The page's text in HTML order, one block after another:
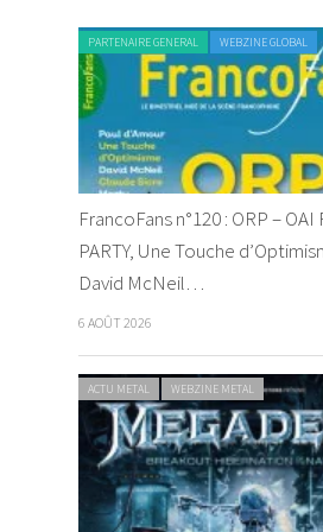
PARTENAIRE GENERAL WEBZINE GLOBAL
FrancoFans n°120 : ORP – OAI
PARTY, Une Touche
David McNeil…
6 AOÛT 2026
ACTU METAL WEBZINE METAL